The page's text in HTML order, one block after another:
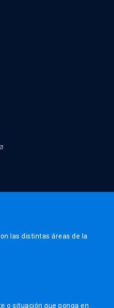
y Bienestar
las distintas áreas de la
o situación que ponga en